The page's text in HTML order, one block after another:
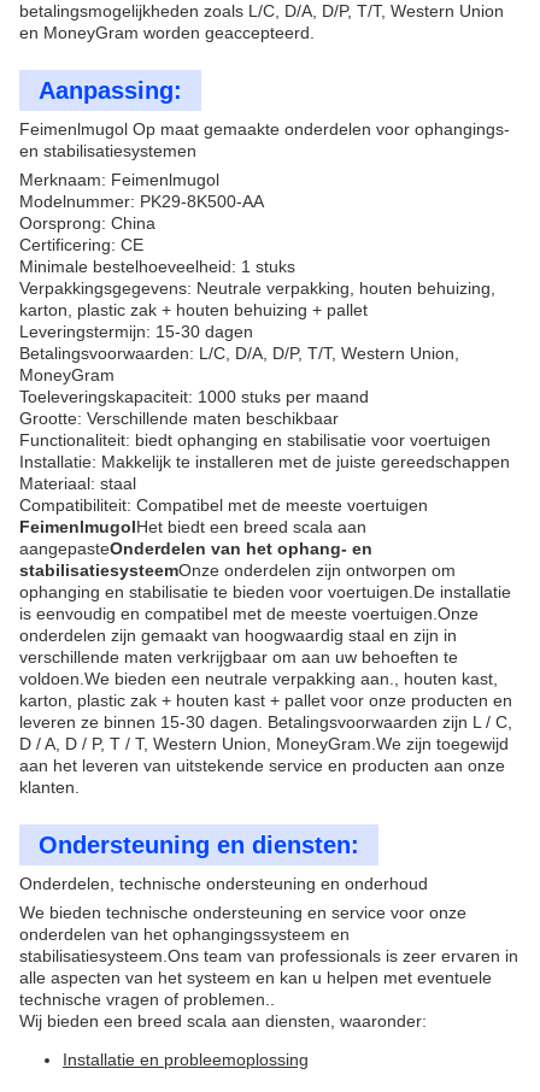
betalingsmogelijkheden zoals L/C, D/A, D/P, T/T, Western Union
en MoneyGram worden geaccepteerd.
Aanpassing:
Feimenlmugol Op maat gemaakte onderdelen voor ophangings-
en stabilisatiesystemen
Merknaam: Feimenlmugol
Modelnummer: PK29-8K500-AA
Oorsprong: China
Certificering: CE
Minimale bestelhoeveelheid: 1 stuks
Verpakkingsgegevens: Neutrale verpakking, houten behuizing,
karton, plastic zak + houten behuizing + pallet
Leveringstermijn: 15-30 dagen
Betalingsvoorwaarden: L/C, D/A, D/P, T/T, Western Union,
MoneyGram
Toeleveringskapaciteit: 1000 stuks per maand
Grootte: Verschillende maten beschikbaar
Functionaliteit: biedt ophanging en stabilisatie voor voertuigen
Installatie: Makkelijk te installeren met de juiste gereedschappen
Materiaal: staal
Compatibiliteit: Compatibel met de meeste voertuigen
FeimenlmugolHet biedt een breed scala aan
aangepasteOnderdelen van het ophang- en
stabilisatiesysteemOnze onderdelen zijn ontworpen om
ophanging en stabilisatie te bieden voor voertuigen.De installatie
is eenvoudig en compatibel met de meeste voertuigen.Onze
onderdelen zijn gemaakt van hoogwaardig staal en zijn in
verschillende maten verkrijgbaar om aan uw behoeften te
voldoen.We bieden een neutrale verpakking aan., houten kast,
karton, plastic zak + houten kast + pallet voor onze producten en
leveren ze binnen 15-30 dagen. Betalingsvoorwaarden zijn L / C,
D / A, D / P, T / T, Western Union, MoneyGram.We zijn toegewijd
aan het leveren van uitstekende service en producten aan onze
klanten.
Ondersteuning en diensten:
Onderdelen, technische ondersteuning en onderhoud
We bieden technische ondersteuning en service voor onze
onderdelen van het ophangingssysteem en
stabilisatiesysteem.Ons team van professionals is zeer ervaren in
alle aspecten van het systeem en kan u helpen met eventuele
technische vragen of problemen..
Wij bieden een breed scala aan diensten, waaronder:
Installatie en probleemoplossing